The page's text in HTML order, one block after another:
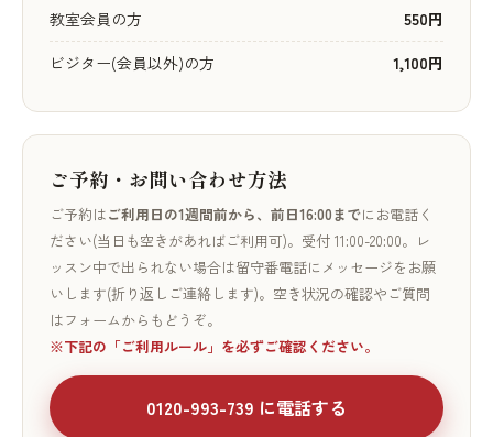
教室会員の方
550円
ビジター(会員以外)の方
1,100円
ご予約・お問い合わせ方法
ご予約はご利用日の1週間前から、前日16:00までにお電話く
ださい(当日も空きがあればご利用可)。受付 11:00-20:00。レ
ッスン中で出られない場合は留守番電話にメッセージをお願
いします(折り返しご連絡します)。空き状況の確認やご質問
はフォームからもどうぞ。
※下記の「ご利用ルール」を必ずご確認ください。
0120-993-739 に電話する